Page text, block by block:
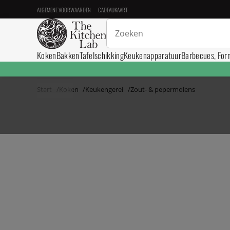
ALGEMENE VOORWAARDEN CADEAUKAART
KokenBakkenTafelschikkingKeukenapparatuurBarbecues,
Start Koken Keukengerei Zout- & pepermolens